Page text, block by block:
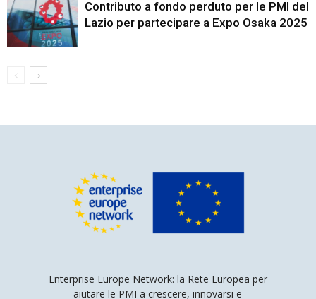
Contributo a fondo perduto per le PMI del
Lazio per partecipare a Expo Osaka 2025
Enterprise Europe Network: la Rete Europea per
aiutare le PMI a crescere, innovarsi e